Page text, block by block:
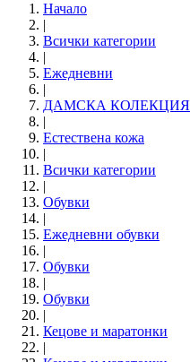
Начало
|
Всички категории
|
Ежедневни
|
ДАМСКА КОЛЕКЦИЯ
|
Естествена кожа
|
Всички категории
|
Обувки
|
Eжедневни обувки
|
Обувки
|
Обувки
|
Кецове и маратонки
|